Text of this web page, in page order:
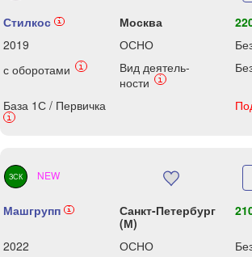
Стилкос i Москва
2019
ОСНО
с оборотами
i
Вид деятель-
ности
i
База 1С / Первичка
i
ЗСК NEW
Машгрупп i
Санкт-Петербург
(М)
2022 ОСНО